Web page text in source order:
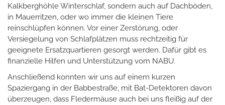
Kalkberghöhle Winterschlaf, sondern auch auf Dachböden,
in Mauerritzen, oder wo immer die kleinen Tiere
reinschlüpfen können. Vor einer Zerstörung, oder
Versiegelung von Schlafplätzen muss rechtzeitig für
geeignete Ersatzquartieren gesorgt werden. Dafür gibt es
finanzielle Hilfen und Unterstützung vom NABU.
Anschließend konnten wir uns auf einem kurzen
Spaziergang in der Babbestraße, mit Bat-Detektoren davon
überzeugen, dass Fledermäuse auch bei uns fleißig auf der